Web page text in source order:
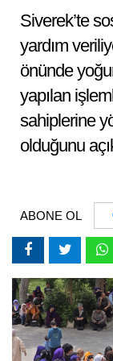
Siverek’te
yardım
önünde
yapılan
sahiplerine
olduğunu
ABONE OL